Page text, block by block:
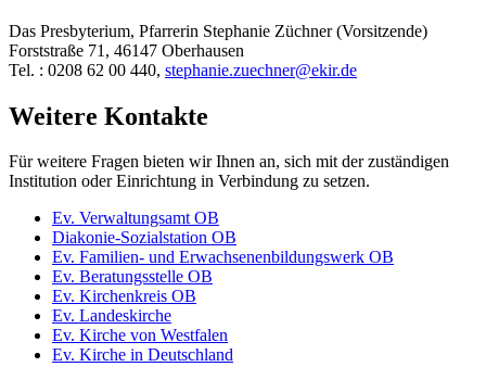
Das Presbyterium, Pfarrerin Stephanie Züchner (Vorsitzende)
Forststraße 71, 46147 Oberhausen
Tel. : 0208 62 00 440, stephanie.zuechner@ekir.de
Weitere Kontakte
Für weitere Fragen bieten wir Ihnen an, sich mit der zuständigen
Institution oder Einrichtung in Verbindung zu setzen.
Ev. Verwaltungsamt OB
Diakonie-Sozialstation OB
Ev. Familien- und Erwachsenenbildungswerk OB
Ev. Beratungsstelle OB
Ev. Kirchenkreis OB
Ev. Landeskirche
Ev. Kirche von Westfalen
Ev. Kirche in Deutschland